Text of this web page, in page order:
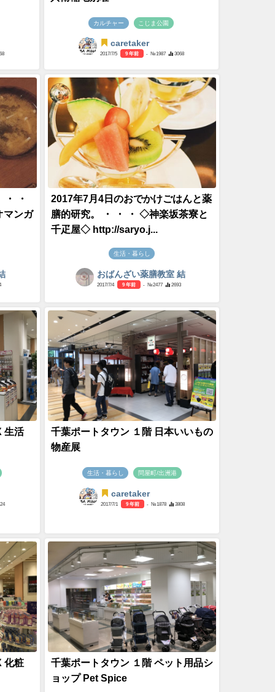
カルチャー こじま公園
caretaker
2017/7/5 9 年前 - №1987 3068
・
ンガ
2017年7月4日のおでかけごはんと薬
膳的研究。 ・ ・ ・ ◇神楽坂茶寮と
千疋屋◇ http://saryo.j...
生活・暮らし
おばんざい薬膳教室 結
2017/7/4 9 年前 - №2477 2693
生活
千葉ポートタウン １階 日本いいもの
物産展
生活・暮らし 問屋町/出洲港
caretaker
2017/7/1 9 年前 - №1878 3808
化粧
千葉ポートタウン １階 ペット用品シ
ョップ Pet Spice